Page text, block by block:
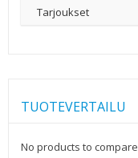
Tarjoukset
TUOTEVERTAILU
No products to compare